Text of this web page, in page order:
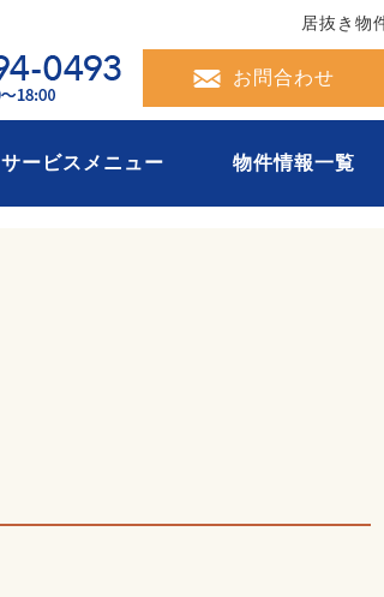
居抜き物
052-694-0493お問合わせ
サービスメニュー 物件情報一覧